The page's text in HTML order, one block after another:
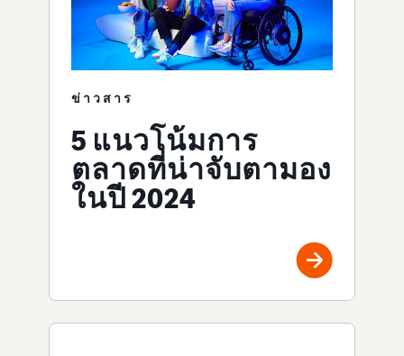
ข่าวสาร
5 แนวโน้มการ
ตลาดที่น่าจับตามอง
ในปี 2024